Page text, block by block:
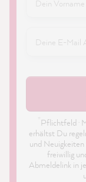
Pflichtfeld ·
erhältst Du
und
freiwillig
Abmeldelink in